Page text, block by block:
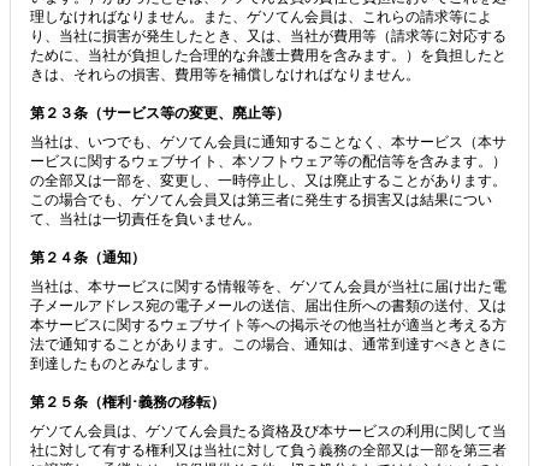
理しなければなりません。また、ゲソてん会員は、これらの請求等によ
り、当社に損害が発生したとき、又は、当社が費用等（請求等に対応する
ために、当社が負担した合理的な弁護士費用を含みます。）を負担したと
きは、それらの損害、費用等を補償しなければなりません。
第２３条（サービス等の変更、廃止等）
当社は、いつでも、ゲソてん会員に通知することなく、本サービス（本サ
ービスに関するウェブサイト、本ソフトウェア等の配信等を含みます。）
の全部又は一部を、変更し、一時停止し、又は廃止することがあります。
この場合でも、ゲソてん会員又は第三者に発生する損害又は結果につい
て、当社は一切責任を負いません。
第２４条（通知）
当社は、本サービスに関する情報等を、ゲソてん会員が当社に届け出た電
子メールアドレス宛の電子メールの送信、届出住所への書類の送付、又は
本サービスに関するウェブサイト等への掲示その他当社が適当と考える方
法で通知することがあります。この場合、通知は、通常到達すべきときに
到達したものとみなします。
第２５条（権利･義務の移転）
ゲソてん会員は、ゲソてん会員たる資格及び本サービスの利用に関して当
社に対して有する権利又は当社に対して負う義務の全部又は一部を第三者